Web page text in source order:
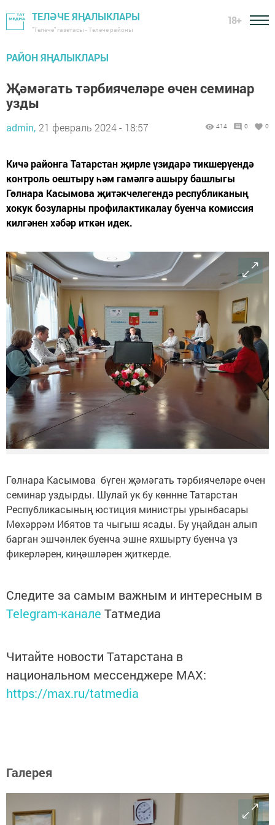
ТЕЛӘЧЕ ЯҢАЛЫКЛАРЫ
"Теләче" газетасы - Теләче районы
18+
РАЙОН ЯҢАЛЫКЛАРЫ
Җәмәгать тәрбиячеләре өчен семинар
узды
admin, 21 февраль 2024 - 18:57 414 0 0
Кичә районга Татарстан җирле үзидарә тикшерүендә
контроль оештыру һәм гамәлгә ашыру башлыгы
Гөлнара Касымова җитәкчелегендә республиканың
хокук бозуларны профилактикалау буенча комиссия
килгәнен хәбәр иткән идек.
Гөлнара Касымова бүген җәмәгать тәрбиячеләре өчен
семинар уздырды. Шулай ук бу көннне Татарстан
Республикасының юстиция министры урынбасары
Мөхәррәм Ибятов та чыгыш ясады. Бу уңайдан алып
барган эшчәнлек буенча эшне яхшырту буенча үз
фикерләрен, киңәшләрен җиткерде.
Следите за самым важным и интересным в
Telegram-канале Татмедиа
Читайте новости Татарстана в
национальном мессенджере MАХ:
https://max.ru/tatmedia
Галерея